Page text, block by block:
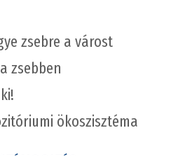
zsebre a várost
zsebben
ökoszisztéma